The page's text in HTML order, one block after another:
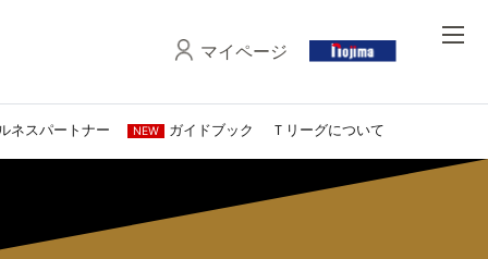
マイページ
ネスパートナー NEW ガイドブック Ｔリーグについて